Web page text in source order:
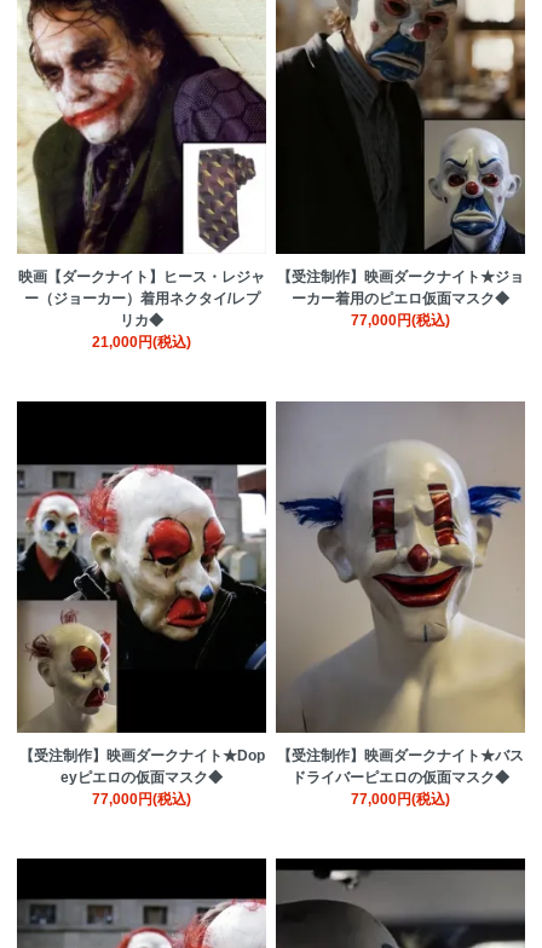
映画【ダークナイト】ヒース・レジャ
ー（ジョーカー）着用ネクタイ/レプ
リカ◆
21,000円(税込)
【受注制作】映画ダークナイト★ジョ
ーカー着用のピエロ仮面マスク◆
77,000円(税込)
【受注制作】映画ダークナイト★Dop
eyピエロの仮面マスク◆
77,000円(税込)
【受注制作】映画ダークナイト★バス
ドライバーピエロの仮面マスク◆
77,000円(税込)